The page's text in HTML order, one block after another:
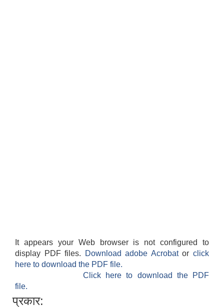
It appears your Web browser is not configured to
display PDF files.
Download adobe Acrobatorclick
here to download the PDF file.
Click here to download the PDF
file.
प्रकार: